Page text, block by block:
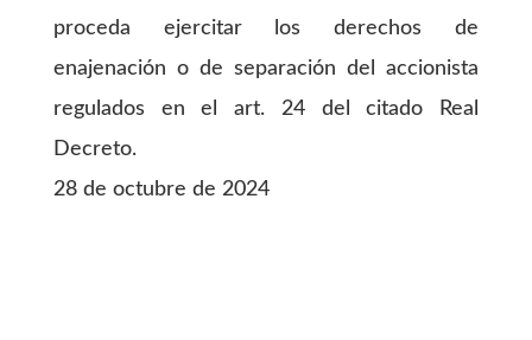
proceda ejercitar los derechos de
enajenación o de separación del accionista
regulados en el art. 24 del citado Real
Decreto.
28 de octubre de 2024